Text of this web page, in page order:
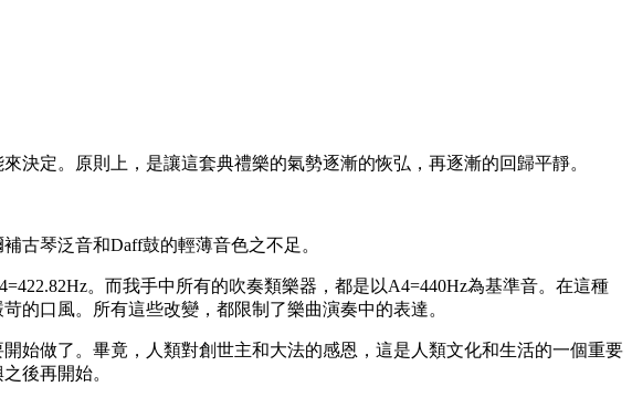
定。原則上，是讓這套典禮樂的氣勢逐漸的恢弘，再逐漸的回歸平靜。
古琴泛音和Daff鼓的輕薄音色之不足。
。而我手中所有的吹奏類樂器，都是以A4=440Hz為基準音。在這種
的口風。所有這些改變，都限制了樂曲演奏中的表達。
始做了。畢竟，人類對創世主和大法的感恩，這是人類文化和生活的一個重要
後再開始。